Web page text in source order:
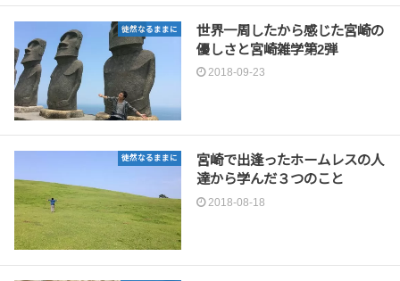
徒然なるままに
世界一周したから感じた宮崎の
優しさと宮崎雑学第2弾
2018-09-23
徒然なるままに
宮崎で出逢ったホームレスの人
達から学んだ３つのこと
2018-08-18